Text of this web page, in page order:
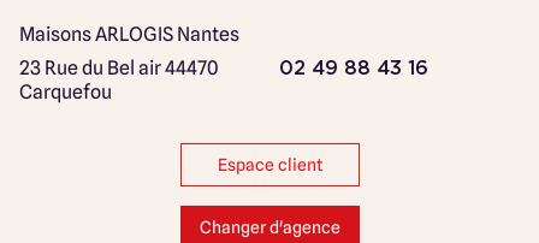
Maisons ARLOGIS Nantes
23 Rue du Bel air44470
Carquefou
02 49 88 43 16
Espace client
Changer d'agence